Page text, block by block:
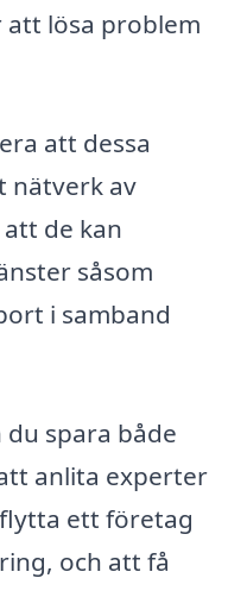
att lösa problem
att dessa
nätverk av
de kan
såsom
i samband
spara både
anlita experter
ett företag
och att få